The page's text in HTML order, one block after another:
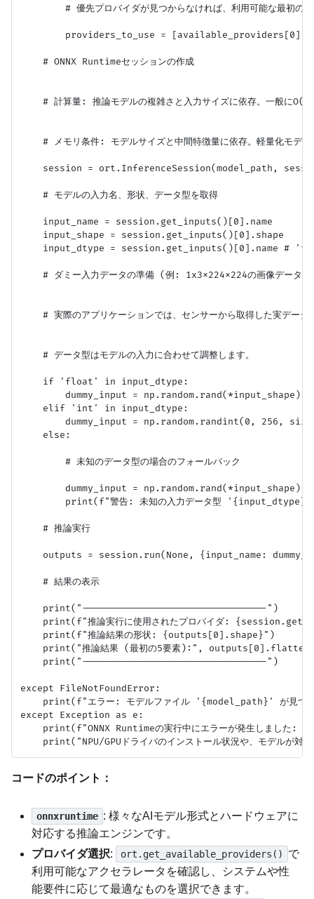
# 優先プロバイダが見つからなければ、利用可能な最初の
providers_to_use =
    # ONNX Runtimeセッションの作成
# 計算量: 推論モデルの複雑さと入力サイズに依存。一般にO(
# メモリ条件: モデルサイズと中間特徴量に依存。軽量化モデ
session = ort.InferenceSession(model_path,
    # モデルの入力名、形状、データ型を取得
    input_name = session.get_inputs()[0].name
    input_shape = session.get_inputs()[0].shape
input_dtype = session.get_inputs()[0].name #
    # ダミー入力データの準備 (例: 1x3x224x224の画像データ)
# 実際のアプリケーションでは、センサーから取得した実データ
    # データ型はモデルの入力に合わせて調整します。
    if 'float' in input_dtype:
dummy_input =
    elif 'int' in input_dtype:
dummy_input = np.random.randint(0, 256,
    else:
        # 未知のデータ型の場合のフォールバック
dummy_input =
print(f"警告: 未知の入力データ型 '{input_dtype}'
    # 推論実行
outputs = session.run(None, {input_name:
    # 結果の表示
    print("---------------------------------")
print(f"推論実行に使用されたプロバイダ:
    print(f"推論結果の形状: {outputs[0].shape}")
print("推論結果 (最初の5要素):",
    print("---------------------------------")
except FileNotFoundError:
print(f"エラー: モデルファイル '{model_path}' が見つか
except Exception as e:
print(f"ONNX Runtimeの実行中にエラーが発生しました:
コードのポイント：
onnxruntime : 様々なAIモデル形式とハードウェアに
対応する推論エンジンです。
プロバイダ選択: ort.get_available_providers()
で
利用可能なアクセラレータを確認し、システムや性
能要件に応じて最適なものを選択できます。